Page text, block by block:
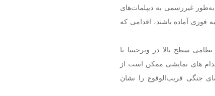
غیررسمی به دیپلمات‌های
فوری آماده باشند، اقدامی که
سطح بالا در ویرجینیا با
و اقدام های نمایشی ممکن است از
جنگی قریب‌الوقوع را نشان